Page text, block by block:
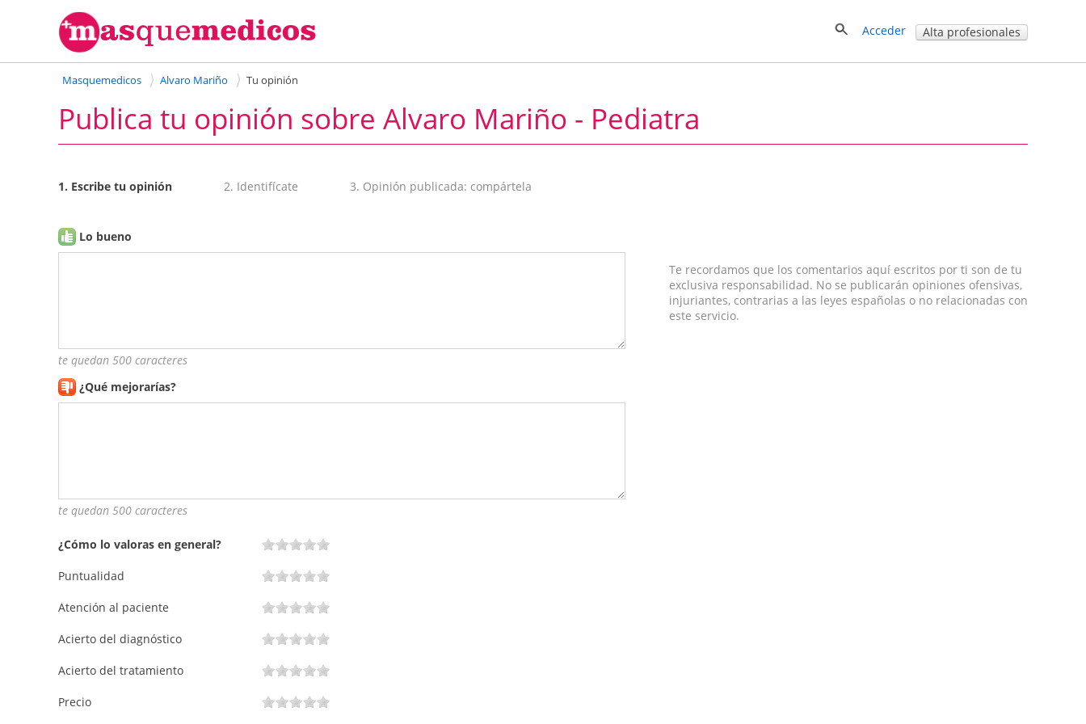
Acceder Alta profesionales
Masquemedicos Alvaro Mariño Tu opinión
Publica tu opinión sobre Alvaro Mariño - Pediatra
1. Escribe tu opinión 2. Identifícate 3. Opinión publicada: compártela
Lo bueno
te quedan 500 caracteres
¿Qué mejorarías?
te quedan 500 caracteres
¿Cómo lo valoras en general?
Puntualidad
Atención al paciente
Acierto del diagnóstico
Acierto del tratamiento
Precio
Te recordamos que los comentarios aquí escritos por ti son de tu
exclusiva responsabilidad. No se publicarán opiniones ofensivas,
injuriantes, contrarias a las leyes españolas o no relacionadas con
este servicio.